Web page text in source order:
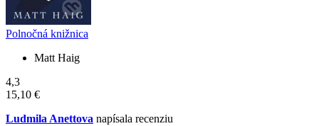
Polnočná knižnica
Matt Haig
4,3
15,10 €
Ludmila Anettova napísala recenziu